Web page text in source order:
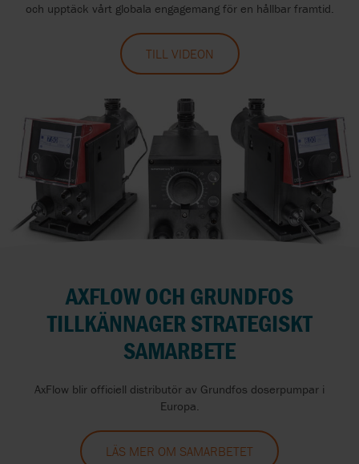
och upptäck vårt globala engagemang för en hållbar framtid.
TILL VIDEON
AXFLOW OCH GRUNDFOS
TILLKÄNNAGER STRATEGISKT
SAMARBETE
AxFlow blir officiell distributör av Grundfos doserpumpar i
Europa.
LÄS MER OM SAMARBETET